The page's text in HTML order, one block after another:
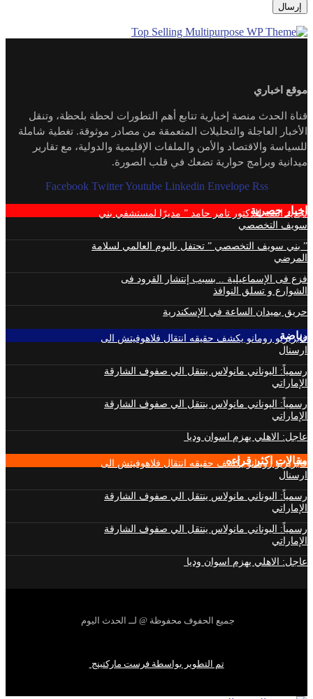
موقع اخباري
قناة الحدث منصة إخبارية تتابع أهم التطورات لحظة بلحظة، وتنقل
الأخبار العاجلة والتحليلات المتعمقة من مصادر موثوقة. تغطية شاملة
للسياسة والاقتصاد والأمن والملفات الإقليمية والدولية، مع تقارير
ميدانية وبرامج حوارية تضعك في قلب الصورة.
Facebook Twitter Youtube Linkedin Envelope Rss
اخبار حصرية
تجديد الثقة للدكتور تامر حامد ” مديرًا لمستشفي بني
سويف التخصصي
” بني سويف التخصصي ” تحتفل باليوم العالمي لسلامة
المرضي
فزع فى الإسماعيلية .. بسبب إنتشار القرود فى
الشوارع و تسلق النوافذ
حريق بميدان الساعة في الإسكندرية
رياضة
فابريزيو رومانو يكشف حقيقه انتقال فلاهوفيتش الى
ارسنال
رسمياً: اليوناني مانولاس ينتقل الي صفوف الشارقة
الإماراتي
رسمياً: اليوناني مانولاس ينتقل الي صفوف الشارقة
الإماراتي
عاجل: الاهلي يهزم اسوان وديا
مقالات اكثر قراءه
فابريزيو رومانو يكشف حقيقه انتقال فلاهوفيتش الى
ارسنال
رسمياً: اليوناني مانولاس ينتقل الي صفوف الشارقة
الإماراتي
رسمياً: اليوناني مانولاس ينتقل الي صفوف الشارقة
الإماراتي
عاجل: الاهلي يهزم اسوان وديا
جميع الحفوف محفوظة @ لــ الحدث اليوم
تم التطوير بواسطة فرست ماركتينج